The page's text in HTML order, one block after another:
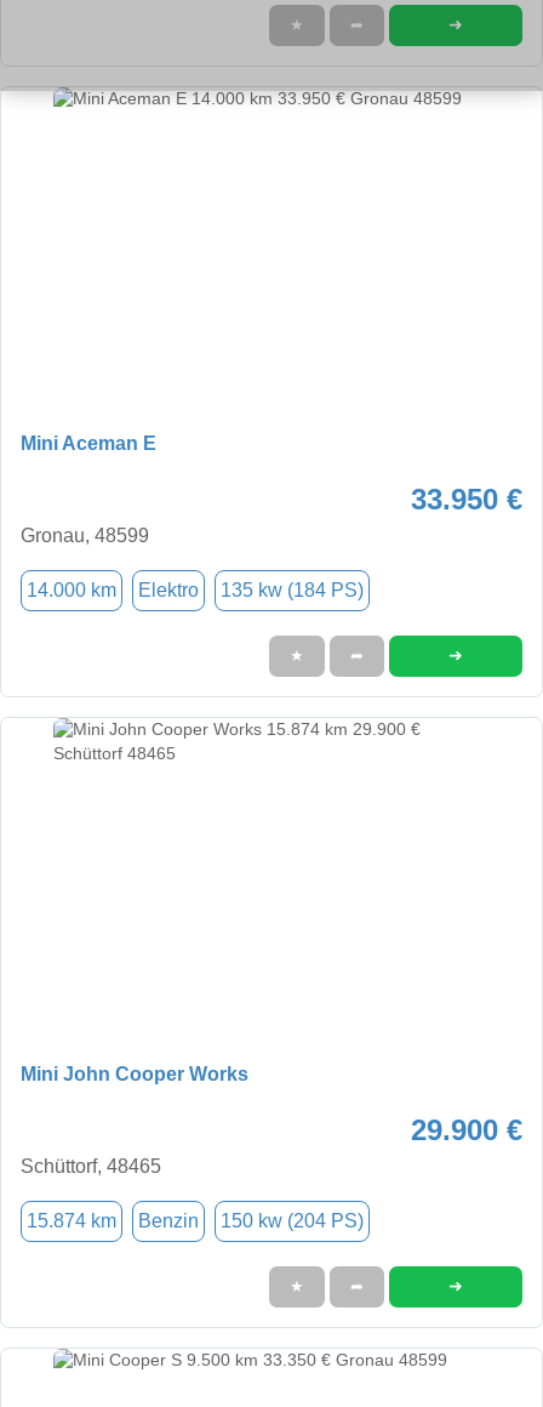
★ ➦ ➜
Mini Aceman E
33.950 €
Gronau, 48599
14.000 km Elektro 135 kw (184 PS)
★ ➦ ➜
Mini John Cooper Works
29.900 €
Schüttorf, 48465
15.874 km Benzin 150 kw (204 PS)
★ ➦ ➜